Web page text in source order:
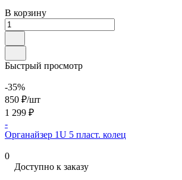
В корзину
Быстрый просмотр
-35%
850 ₽/шт
1 299 ₽
-
Органайзер 1U 5 пласт. колец
0
Доступно к заказу